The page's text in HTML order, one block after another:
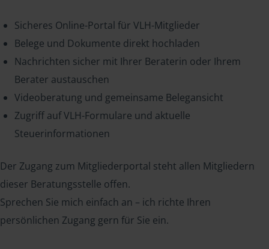
Sicheres Online-Portal für VLH-Mitglieder
Belege und Dokumente direkt hochladen
Nachrichten sicher mit Ihrer Beraterin oder Ihrem
Berater austauschen
Videoberatung und gemeinsame Belegansicht
Zugriff auf VLH-Formulare und aktuelle
Steuerinformationen
Der Zugang zum Mitgliederportal steht allen Mitgliedern
dieser Beratungsstelle offen.
Sprechen Sie mich einfach an – ich richte Ihren
persönlichen Zugang gern für Sie ein.